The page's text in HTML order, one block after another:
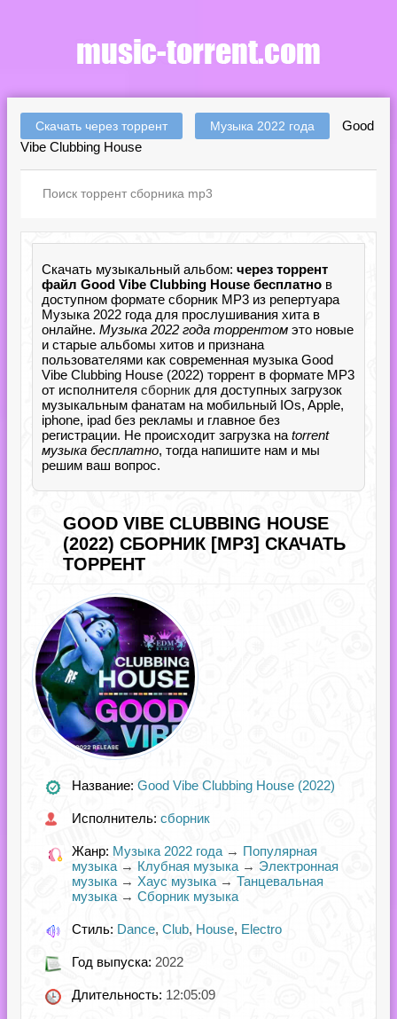
Скачать через торрент Музыка 2022 года
Good
Vibe Clubbing House
Скачать музыкальный альбом: через торрент
файл Good Vibe Clubbing House бесплатно в
доступном формате сборник MP3 из репертуара
Музыка 2022 года для прослушивания хита в
онлайне. Музыка 2022 года торрентом это новые
и старые альбомы хитов и признана
пользователями как современная музыка Good
Vibe Clubbing House (2022) торрент в формате MP3
от исполнителя сборник для доступных загрузок
музыкальным фанатам на мобильный IOs, Apple,
iphone, ipad без рекламы и главное без
регистрации. Не происходит загрузка на torrent
музыка бесплатно, тогда напишите нам и мы
решим ваш вопрос.
GOOD VIBE CLUBBING HOUSE
(2022) СБОРНИК [MP3] СКАЧАТЬ
ТОРРЕНТ
Название: Good Vibe Clubbing House (2022)
Исполнитель: сборник
Жанр: Музыка 2022 года → Популярная
музыка → Клубная музыка → Электронная
музыка → Хаус музыка → Танцевальная
музыка → Сборник музыка
Стиль: Dance, Club, House, Electro
Год выпуска: 2022
Длительность: 12:05:09